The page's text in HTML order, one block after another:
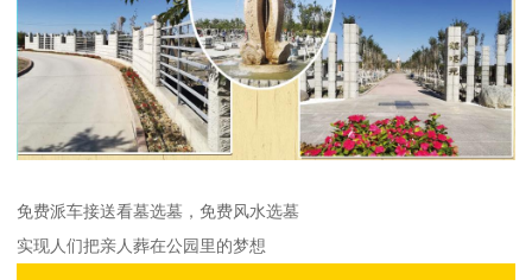
免费派车接送看墓选墓，免费风水选墓
实现人们把亲人葬在公园里的梦想